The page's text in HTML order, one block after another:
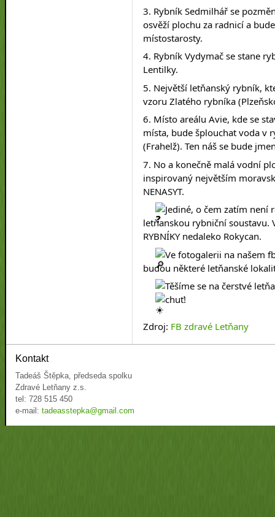
3. Rybník Sedmilhář se
osvěží plochu za radnicí a
místostarosty.
4. Rybník Vydymač se stane
Lentilky.
5. Největší letňanský rybník,
vzoru Zlatého rybníka
6. Místo areálu Avie, kde se
místa, bude šplouchat voda v
(Frahelž). Ten náš se bude
7. No a konečně malá vodní
inspirovaný největším
NENASYT.
Jediné, o čem zatím
letňanskou rybniční soustavu.
RYBNÍKY nedaleko Rokycan.
Ve fotogalerii na našem
budou některé letňanské
Těšíme se na čerstvé
chuť!
Zdroj: FB zdravé Letňany
Kontakt
Tadeáš Štěpka, předseda spolku
Zdravé Letňany z.s.
tel: 728 515 450
e-mail: tadeasstepka@gmail.com